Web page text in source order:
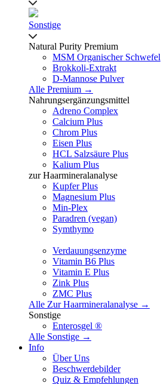
Sonstige
Natural Purity Premium
MSM Organischer Schwefel
Brokkoli-Extrakt
D-Mannose Pulver
Alle Premium →
Nahrungsergänzungsmittel
Adreno Complex
Calcium Plus
Chrom Plus
Eisen Plus
HCL Salzsäure Plus
Kalium Plus
zur Haarmineralanalyse
Kupfer Plus
Magnesium Plus
Min-Plex
Paradren (vegan)
Symthymo
Verdauungsenzyme
Vitamin B6 Plus
Vitamin E Plus
Zink Plus
ZMC Plus
Alle Zur Haarmineralanalyse →
Sonstige
Enterosgel ®
Alle Sonstige →
Info
Über Uns
Beschwerdebilder
Quiz & Empfehlungen